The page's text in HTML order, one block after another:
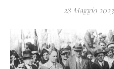
28 Maggio 2023